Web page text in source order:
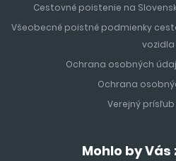
Cestovné poistenie na
Všeobecné poistné podmienky
vozidla
Ochrana osobných
Ochrana
Verejný
Mohlo by